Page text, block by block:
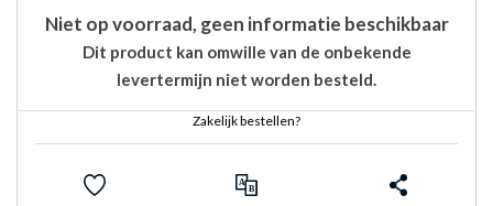
Niet op voorraad, geen informatie beschikbaar
Dit product kan omwille van de onbekende
levertermijn niet worden besteld.
Zakelijk bestellen?